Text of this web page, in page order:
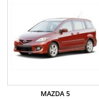
MAZDA 5